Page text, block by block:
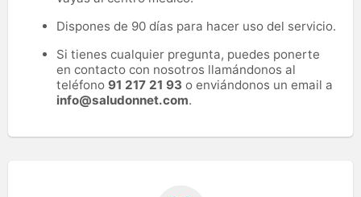
Dispones de 90 días para hacer uso del servicio.
Si tienes cualquier pregunta, puedes ponerte
en contacto con nosotros llamándonos al
teléfono 91 217 21 93 o enviándonos un email a
info@saludonnet.com.